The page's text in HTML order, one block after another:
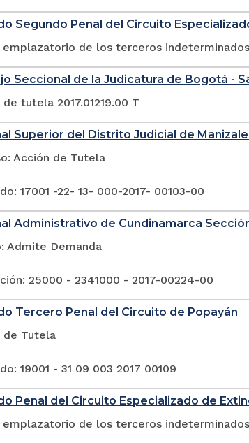
Segundo Penal del Circuito
emplazatorio de los terceros
Seccional de la Judicatura de Bogotá -
tutela 2017.01219.00 T
Superior del Distrito Judicial de
Acción de Tutela
17001 -22- 13- 000-2017- 00103-00
Administrativo de Cundinamarca
Admite Demanda
25000 - 2341000 - 2017-00224-00
Tercero Penal del Circuito de Popayán
de Tutela
19001 - 31 09 003 2017 00109
Penal del Circuito Especializado de
emplazatorio de los terceros